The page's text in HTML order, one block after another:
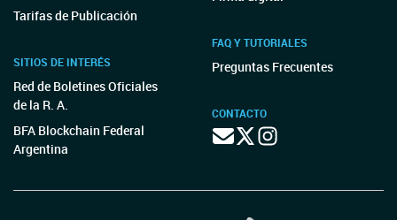
Tarifas de Publicación
SITIOS DE INTERÉS
Red de Boletines Oficiales
de la R. A.
BFA Blockchain Federal
Argentina
FAQ Y TUTORIALES
Preguntas Frecuentes
CONTACTO